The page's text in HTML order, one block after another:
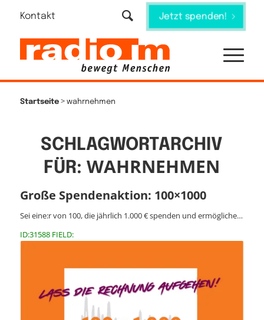
Kontakt Jetzt spenden!
Startseite> wahrnehmen
SCHLAGWORTARCHIV
FÜR:WAHRNEHMEN
Große Spendenaktion: 100×1000
Sei eine:r von 100, die jährlich 1.000 € spenden und ermögliche…
ID:31588 FIELD: